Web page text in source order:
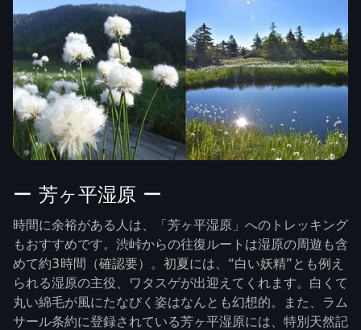
ー 芳ヶ平湿原 ー
時間に余裕がある人は、「芳ヶ平湿原」へのトレッキング
もおすすめです。渋峠からの往復ルートは湿原の周遊も含
めて約3時間（確認要）。初夏には、“白い妖精”とも例え
られる湿原の主役、ワタスゲが出迎えてくれます。白くて
丸い綿毛が風にたなびく姿はなんとも幻想的。また、ラム
サール条約に登録されている芳ヶ平湿原には、特別天然記